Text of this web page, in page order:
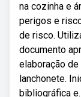
na cozinha e
perigos e
de risco.
documento
elaboração
lanchonete.
bibliográfica e.